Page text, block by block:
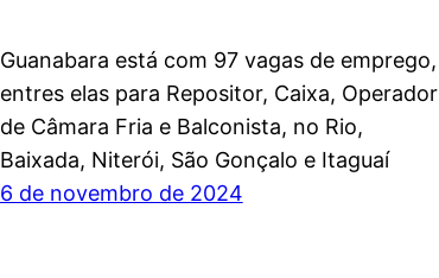
Guanabara está com 97 vagas de emprego,
entres elas para Repositor, Caixa, Operador
de Câmara Fria e Balconista, no Rio,
Baixada, Niterói, São Gonçalo e Itaguaí
6 de novembro de 2024